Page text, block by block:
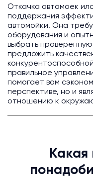
Откачка автомоек
поддержания
автомойки. Она
оборудования и
выбрать
предложить
правильное
помогает вам
перспективе, но и
отношению к